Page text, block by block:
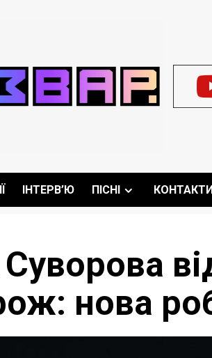
ІНТЕРВ’Ю ПІСНІ
нова